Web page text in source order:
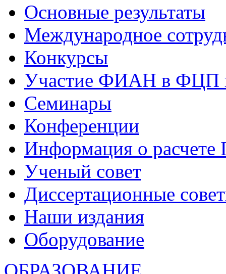
Основные результаты
Международное
Конкурсы
Участие ФИАН в ФЦП
Семинары
Конференции
Информация о
Ученый совет
Диссертационные
Наши издания
Оборудование